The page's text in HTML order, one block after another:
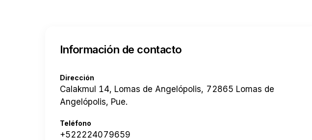
Información de contacto
Dirección
Calakmul 14, Lomas de Angelópolis, 72865 Lomas de
Angelópolis, Pue.
Teléfono
+522224079659